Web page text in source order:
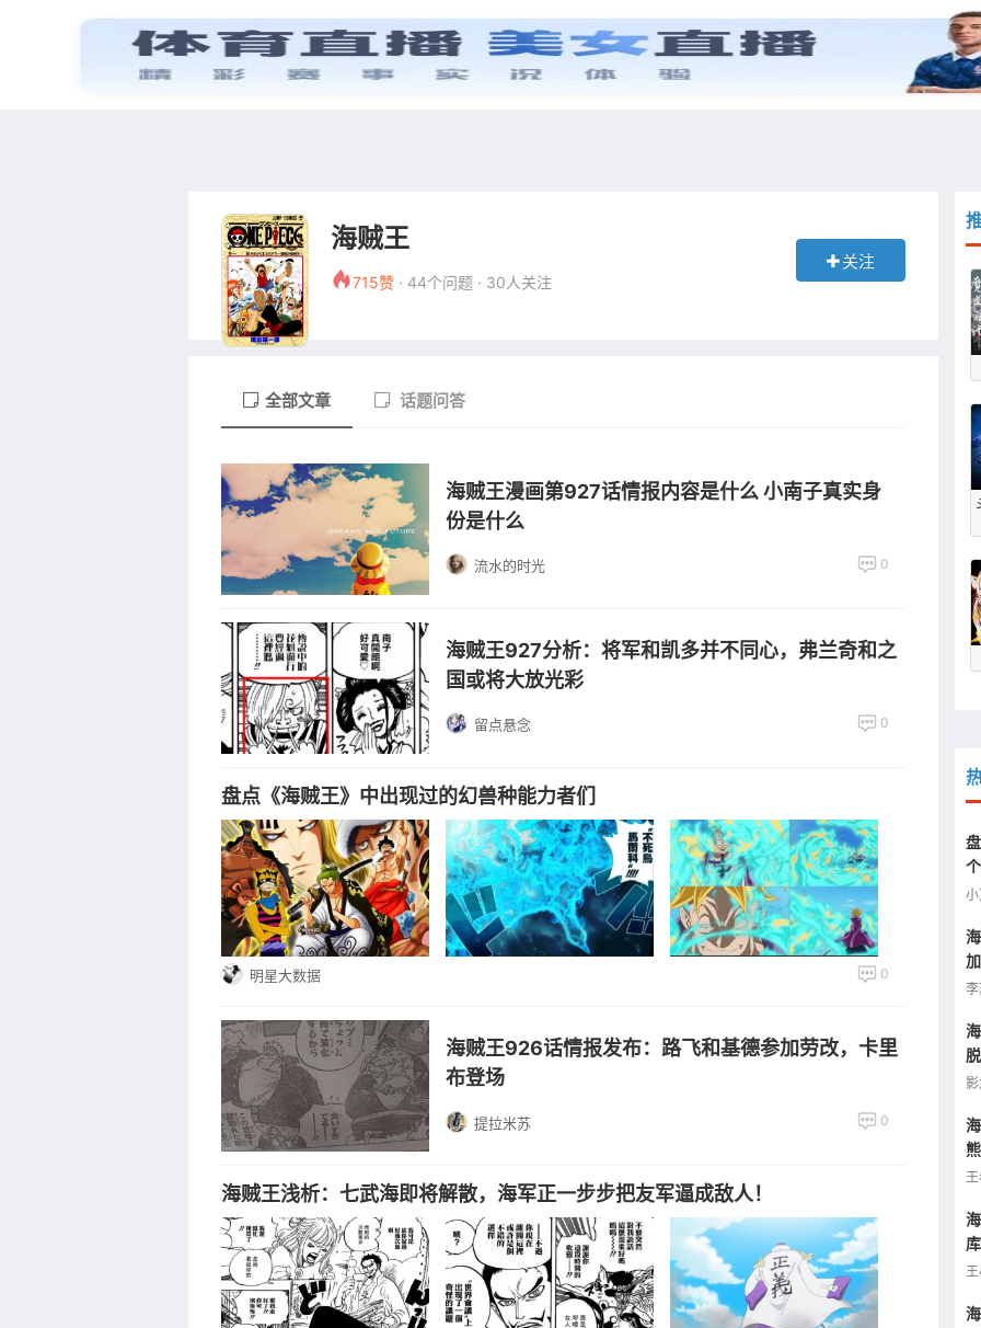
首页 电视剧 综艺 抖音 更多
关注
海贼王
715赞 · 44个问题 · 30人关注
全部文章 话题问答
海贼王漫画第927话情报内容是什么 小南子真实身
份是什么
流水的时光 0
海贼王927分析：将军和凯多并不同心，弗兰奇和之
国或将大放光彩
留点悬念 0
盘点《海贼王》中出现过的幻兽种能力者们
明星大数据 0
海贼王926话情报发布：路飞和基德参加劳改，卡里
布登场
提拉米苏 0
海贼王浅析：七武海即将解散，海军正一步步把友军逼成敌人！